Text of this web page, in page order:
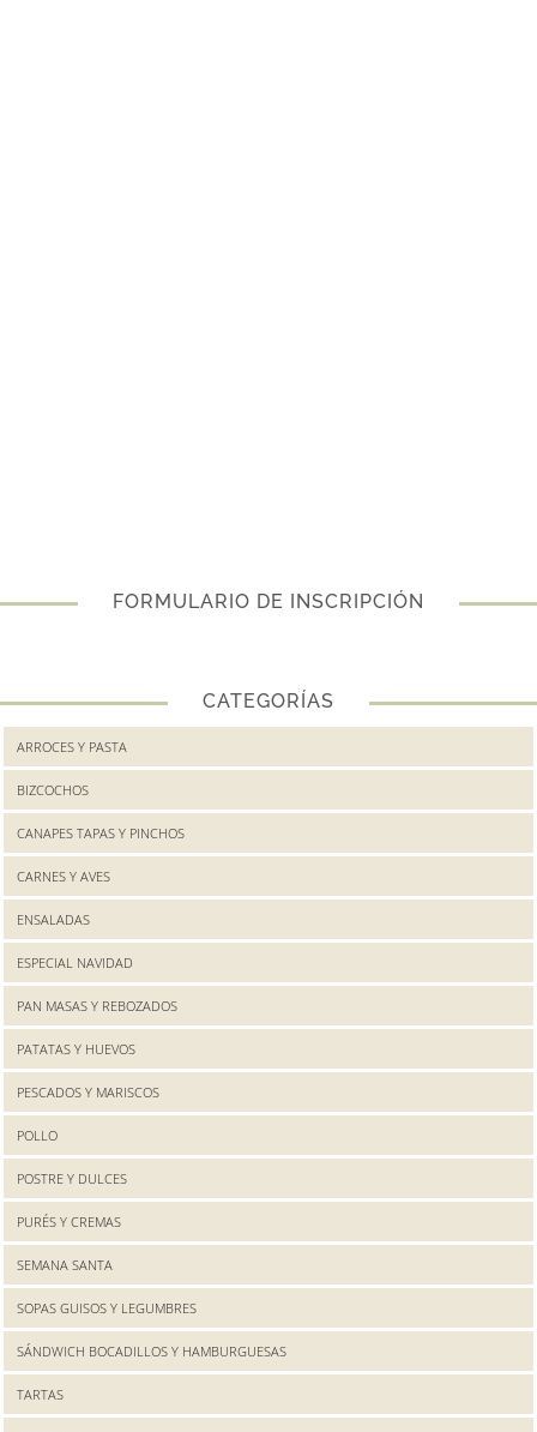
FORMULARIO DE INSCRIPCIÓN
CATEGORÍAS
ARROCES Y PASTA
BIZCOCHOS
CANAPES TAPAS Y PINCHOS
CARNES Y AVES
ENSALADAS
ESPECIAL NAVIDAD
PAN MASAS Y REBOZADOS
PATATAS Y HUEVOS
PESCADOS Y MARISCOS
POLLO
POSTRE Y DULCES
PURÉS Y CREMAS
SEMANA SANTA
SOPAS GUISOS Y LEGUMBRES
SÁNDWICH BOCADILLOS Y HAMBURGUESAS
TARTAS